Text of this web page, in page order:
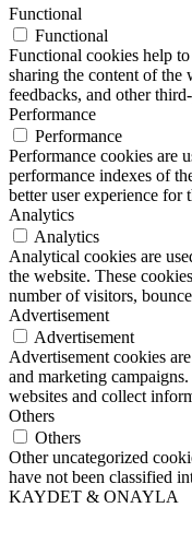
Functional
Functional
Functional cookies help
sharing the content of the
feedbacks, and other
Performance
Performance
Performance cookies are
performance indexes of
better user experience for
Analytics
Analytics
Analytical cookies are
the website. These
number of visitors,
Advertisement
Advertisement
Advertisement cookies
and marketing
websites and collect
Others
Others
Other uncategorized
have not been classified
KAYDET & ONAYLA